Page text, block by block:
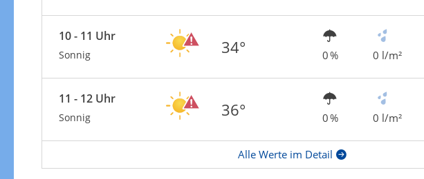
10 - 11 Uhr
Sonnig 34° 0 % 0 l/m²
11 - 12 Uhr
Sonnig 36° 0 % 0 l/m²
Alle Werte im Detail